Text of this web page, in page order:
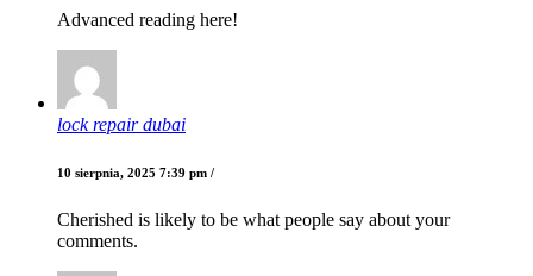
Advanced reading here!
lock repair dubai
10 sierpnia, 2025 7:39 pm /
Cherished is likely to be what people say about your
comments.